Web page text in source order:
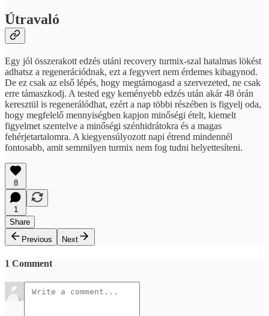
Útravaló
Egy jól összerakott edzés utáni recovery turmix-szal hatalmas lökést
adhatsz a regenerációdnak, ezt a fegyvert nem érdemes kihagynod.
De ez csak az első lépés, hogy megtámogasd a szervezeted, ne csak
erre támaszkodj. A tested egy keményebb edzés után akár 48 órán
keresztül is regenerálódhat, ezért a nap többi részében is figyelj oda,
hogy megfelelő mennyiségben kapjon minőségi ételt, kiemelt
figyelmet szentelve a minőségi szénhidrátokra és a magas
fehérjetartalomra. A kiegyensúlyozott napi étrend mindennél
fontosabb, amit semmilyen turmix nem fog tudni helyettesíteni.
8
1
Share
Previous
Next
1 Comment